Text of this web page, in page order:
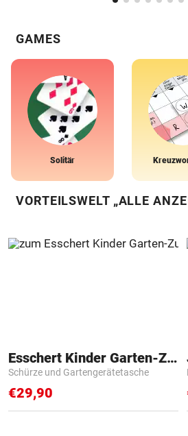
GAMES
Solitär
VORTEILSWELT „ALLE
Esschert Kinder Garten-Zubehör
Schürze und Gartengerätetasche
€29,90